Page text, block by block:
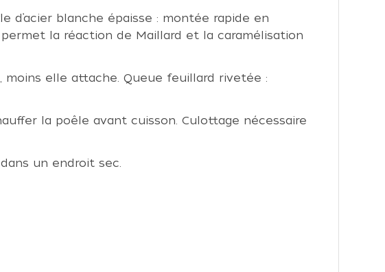
d’acier blanche épaisse : montée rapide en
la réaction de Maillard et la caramélisation
elle attache. Queue feuillard rivetée :
la poêle avant cuisson. Culottage nécessaire
un endroit sec.